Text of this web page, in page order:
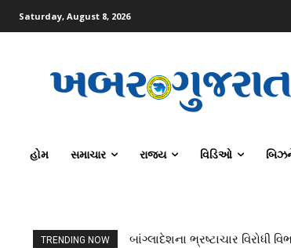
Saturday, August 8, 2026
હોમ સમાચાર રાજ્ય વિડિઓ
TRENDING NOW બાંગ્લાદેશના ભ્રષ્ટાચાર વિરોધી